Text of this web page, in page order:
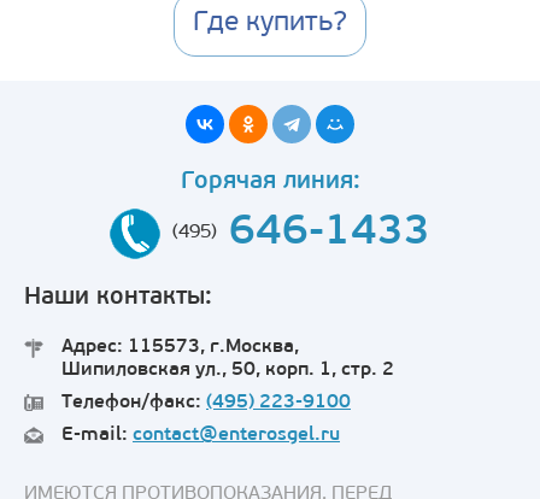
Где купить?
Горячая линия:
(495) 646-1433
Наши контакты:
Адрес: 115573, г.Москва,
Шипиловская ул., 50, корп. 1, стр. 2
Телефон/факс: (495) 223-9100
E-mail: contact@enterosgel.ru
ИМЕЮТСЯ ПРОТИВОПОКАЗАНИЯ. ПЕРЕД